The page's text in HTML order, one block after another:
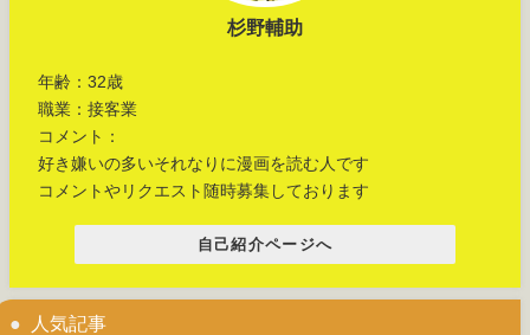
杉野輔助
年齢：32歳
職業：接客業
コメント：
好き嫌いの多いそれなりに漫画を読む人です
コメントやリクエスト随時募集しております
自己紹介ページへ
人気記事